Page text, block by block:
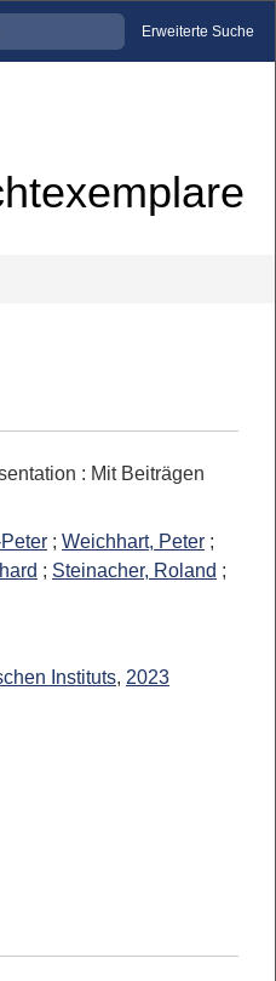
Erweiterte Suche
: Mit Beiträgen
; Weichhart, Peter ;
; Steinacher, Roland ;
Instituts, 2023